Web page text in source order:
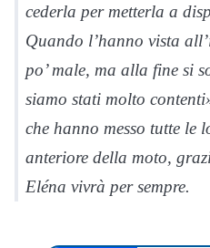
cederla per metterla a
Quando l’hanno vista
po’ male, ma alla fine si
siamo stati molto
che hanno messo tutte le
anteriore della moto,
Eléna vivrà per sempre.